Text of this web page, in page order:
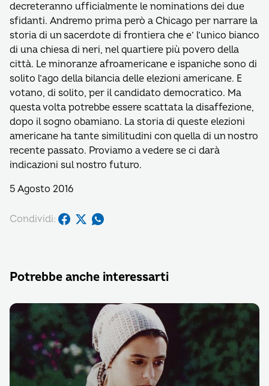
decreteranno ufficialmente le nominations dei due
sfidanti. Andremo prima però a Chicago per narrare la
storia di un sacerdote di frontiera che e’ l’unico bianco
di una chiesa di neri, nel quartiere più povero della
città. Le minoranze afroamericane e ispaniche sono di
solito l’ago della bilancia delle elezioni americane. E
votano, di solito, per il candidato democratico. Ma
questa volta potrebbe essere scattata la disaffezione,
dopo il sogno obamiano. La storia di queste elezioni
americane ha tante similitudini con quella di un nostro
recente passato. Proviamo a vedere se ci darà
indicazioni sul nostro futuro.
5 Agosto 2016
Condividi:
Potrebbe anche interessarti